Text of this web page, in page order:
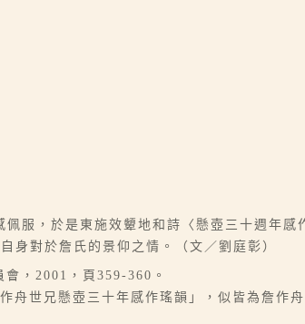
服，於是東施效顰地和詩〈懸壺三十週年
身對於詹氏的景仰之情。（文／劉庭彰）
，2001，頁359-360。
舟世兄懸壺三十年感作瑤韻」，似皆為詹作